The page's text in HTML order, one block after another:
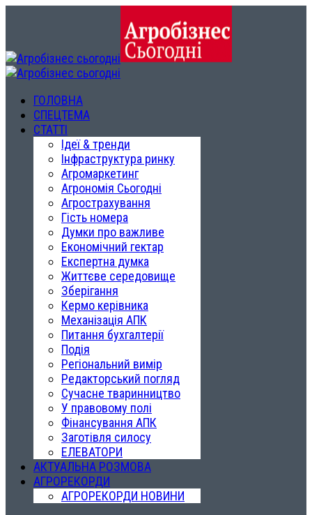
ГОЛОВНА
СПЕЦТЕМА
СТАТТІ
Ідеї & тренди
Інфраструктура ринку
Агромаркетинг
Агрономія Сьогодні
Агрострахування
Гість номера
Думки про важливе
Економічний гектар
Експертна думка
Життєве середовище
Зберігання
Кермо керівника
Механізація АПК
Питання бухгалтерії
Подія
Регіональний вимір
Редакторський погляд
Сучасне тваринництво
У правовому полі
Фінансування АПК
Заготівля силосу
ЕЛЕВАТОРИ
АКТУАЛЬНА РОЗМОВА
АГРОРЕКОРДИ
АГРОРЕКОРДИ НОВИНИ